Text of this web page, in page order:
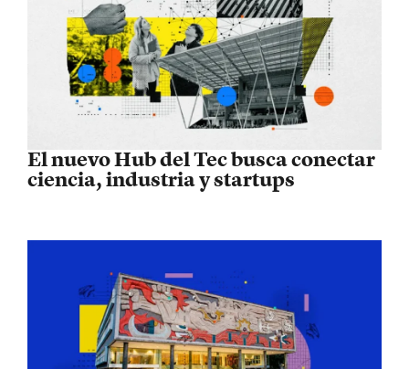
El nuevo Hub del Tec busca conectar
ciencia, industria y startups